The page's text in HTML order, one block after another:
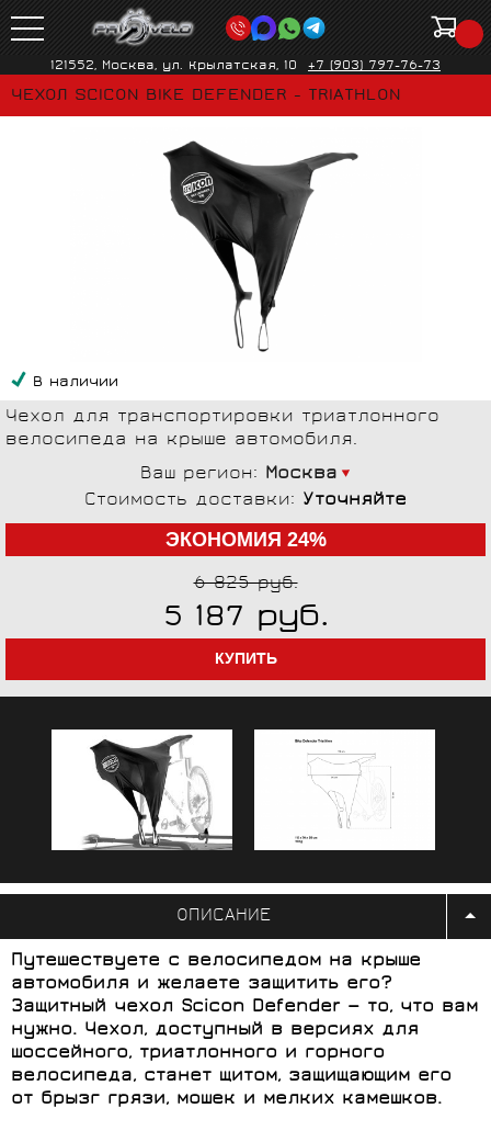
121552, Москва, ул. Крылатская, 10 +7 (903) 797-76-73
ЧЕХОЛ SCICON BIKE DEFENDER - TRIATHLON
В наличии
Чехол для транспортировки триатлонного
велосипеда на крыше автомобиля.
Ваш регион: Москва
Стоимость доставки: Уточняйте
ЭКОНОМИЯ 24%
6 825 руб.
5 187 руб.
ОПИСАНИЕ
Путешествуете с велосипедом на крыше
автомобиля и желаете защитить его?
Защитный чехол Scicon Defender — то, что вам
нужно. Чехол, доступный в версиях для
шоссейного, триатлонного и горного
велосипеда, станет щитом, защищающим его
от брызг грязи, мошек и мелких камешков.